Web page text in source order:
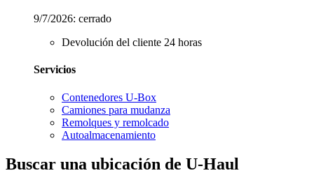
9/7/2026: cerrado
Devolución del cliente 24 horas
Servicios
Contenedores U-Box
Camiones para mudanza
Remolques y remolcado
Autoalmacenamiento
Buscar una ubicación de U-Haul